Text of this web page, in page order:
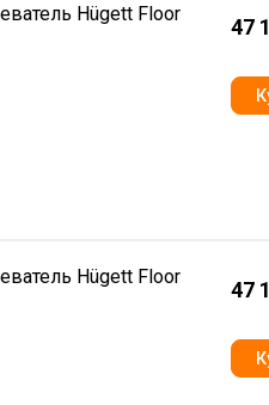
Hügett Floor
47
Hügett Floor
47